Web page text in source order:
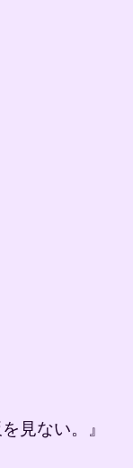
ない。』